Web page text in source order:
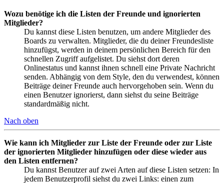
Wozu benötige ich die Listen der Freunde und ignorierten
Mitglieder?
Du kannst diese Listen benutzen, um andere Mitglieder des
Boards zu verwalten. Mitglieder, die du deiner Freundesliste
hinzufügst, werden in deinem persönlichen Bereich für den
schnellen Zugriff aufgelistet. Du siehst dort deren
Onlinestatus und kannst ihnen schnell eine Private Nachricht
senden. Abhängig von dem Style, den du verwendest, können
Beiträge deiner Freunde auch hervorgehoben sein. Wenn du
einen Benutzer ignorierst, dann siehst du seine Beiträge
standardmäßig nicht.
Nach oben
Wie kann ich Mitglieder zur Liste der Freunde oder zur Liste
der ignorierten Mitglieder hinzufügen oder diese wieder aus
den Listen entfernen?
Du kannst Benutzer auf zwei Arten auf diese Listen setzen: In
jedem Benutzerprofil siehst du zwei Links: einen zum